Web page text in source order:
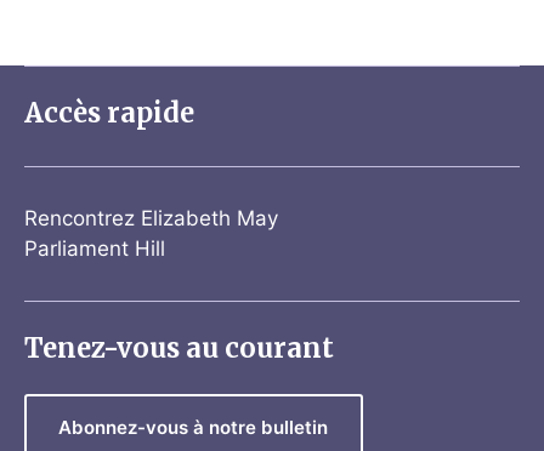
Accès rapide
Rencontrez Elizabeth May
Parliament Hill
Tenez-vous au courant
Abonnez-vous à notre bulletin